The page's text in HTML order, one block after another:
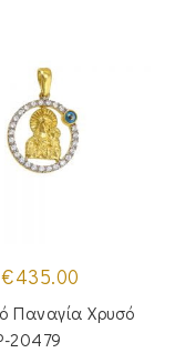
Original
price
was:
€500.00.
€435.00
τιμή
είναι:
Παναγία Χρυσό
20479